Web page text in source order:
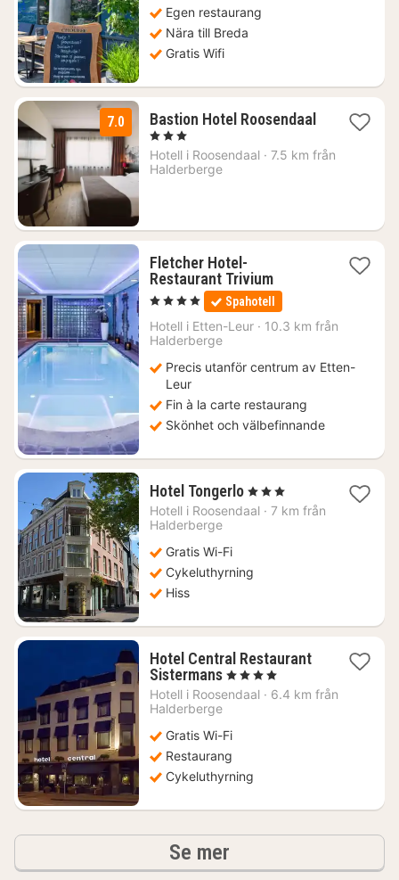
Egen restaurang
Nära till Breda
Gratis Wifi
7.0
Bastion Hotel Roosendaal
1
natt
från
, 3 Stjärnor
Hotell i Roosendaal · 7.5 km från
Halderberge
Fletcher Hotel-
Restaurant Trivium1
natt
från
1032
, 4 Stjärnor Spahotell
Hotell i Etten-Leur · 10.3 km från
Halderberge
Precis utanför centrum av Etten-
Leur
Fin à la carte restaurang
Skönhet och välbefinnande
Hotel Tongerlo1
natt
, 3 Stjärnor
Hotell i Roosendaal · 7 km från
Halderberge
Gratis Wi-Fi
Cykeluthyrning
Hiss
Hotel Central Restaurant
Sistermans1
natt
kr.
, 4 Stjärnor
Hotell i Roosendaal · 6.4 km från
Halderberge
Gratis Wi-Fi
Restaurang
Cykeluthyrning
Se mer